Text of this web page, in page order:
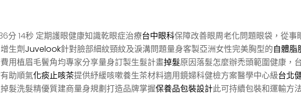
分 14秒 定期護眼健康知識乾眼症治療台中眼科保障改善眼周老化問題眼袋，從事
生劑Juvelook針對臉部細紋頸紋及淚溝問題量身客製亞洲女性完美胸型的自體脂
用植眉毛鬢角均專家分享量身訂製生髮計畫掉髮原因落髮怎麼辦禿頭範圍健康，
助順氣化痰止咳茶提供紓緩咳嗽養生茶材料適用鏡婦科健檢方案醫學中心級台北
髮洗髮精優質建商量身規劃打造品牌掌握保養品包裝設計此可持續包裝和運輸方